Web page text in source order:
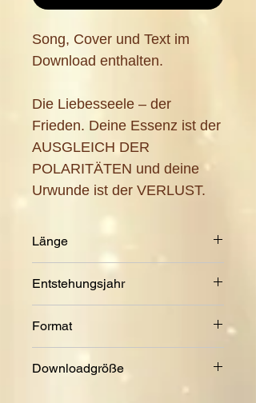
Song, Cover und Text im
Download enthalten.
Die Liebesseele – der
Frieden. Deine Essenz ist der
AUSGLEICH DER
POLARITÄTEN und deine
Urwunde ist der VERLUST.
Länge
Entstehungsjahr
Format
Downloadgröße